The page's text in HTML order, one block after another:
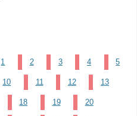
1 2 3 4 5
10 11 12 13
18 19 20